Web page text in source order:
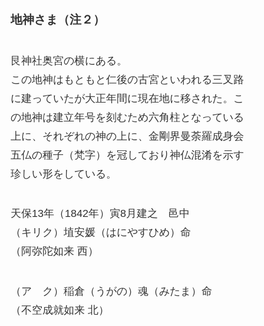
地神さま（注２）
艮神社奥宮の横にある。
この地神はもともと仁後の古宮といわれる三叉路
に建っていたが大正年間に現在地に移された。こ
の地神は建立年号を刻むため六角柱となっている
上に、それぞれの神の上に、金剛界曼荼羅成身会
五仏の種子（梵字）を冠しており神仏混淆を示す
珍しい形をしている。
天保13年（1842年）寅8月建之 邑中
（キリク）埴安媛（はにやすひめ）命
（阿弥陀如来 西）
（ア ク）稲倉（うがの）魂（みたま）命
（不空成就如来 北）